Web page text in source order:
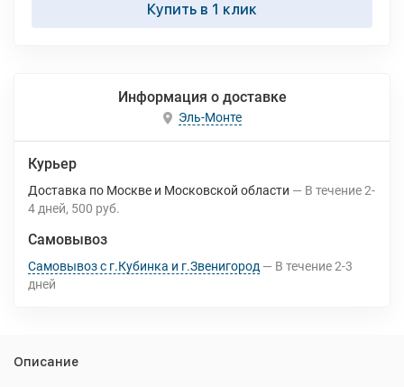
Купить в 1 клик
Информация о доставке
Эль-Монте
Курьер
Доставка по Москве и Московской области В течение2-
4 дней 500 руб.
Самовывоз
Самовывоз с г.Кубинка и г.Звенигород В течение2-3
дней
Описание